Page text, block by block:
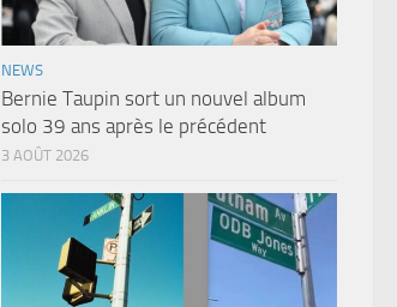
NEWS
Bernie Taupin sort un nouvel album
solo 39 ans après le précédent
3 AOÛT 2026